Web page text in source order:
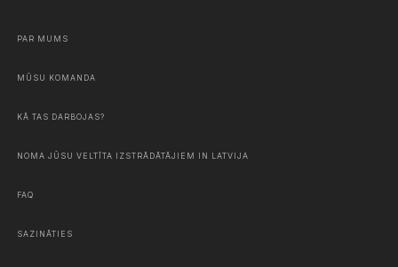
PAR MUMS
MŪSU KOMANDA
KĀ TAS DARBOJAS?
NOMA JŪSU VELTĪTA IZSTRĀDĀTĀJIEM IN LATVIJA
FAQ
SAZINĀTIES